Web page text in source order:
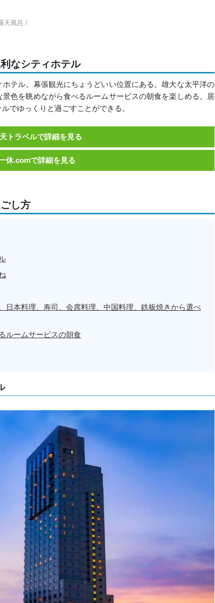
天風呂 /
なシティホテル
テル。幕張観光にちょうどいい位置にある。雄大な太平洋の
色を眺めながら食べるルームサービスの朝食を楽しめる。居
でゆっくりと過ごすことができる。
トラベルで詳細を見る
休.comで詳細を見る
し方
日本料理、寿司、会席料理、中国料理、鉄板焼きから選べ
ルームサービスの朝食